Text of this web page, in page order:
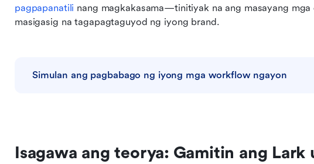
pagpapanatili nang magkakasama—tinitiyak na ang masayang
masigasig na tagapagtaguyod ng iyong brand.
Simulan ang pagbabago ng iyong mga workflow ngayon
Isagawa ang teorya: Gamitin ang Lark